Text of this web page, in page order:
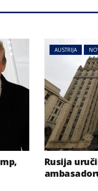
AUSTRIJA
Rusija